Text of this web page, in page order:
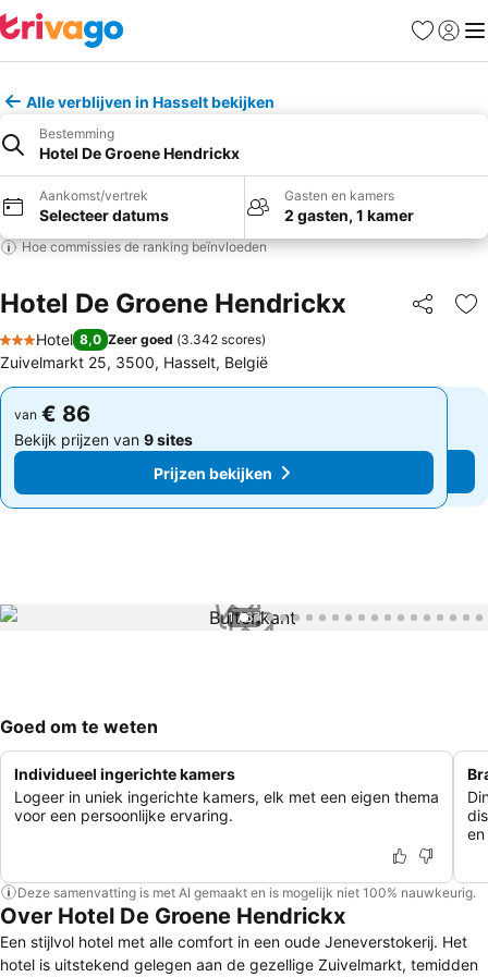
Favorieten
Alle verblijven in Hasselt bekijken
Bestemming
Hotel De Groene Hendrickx
Aankomst/vertrek
Selecteer datums
Gasten en kamers
2 gasten, 1 kamer
Hoe commissies de ranking beïnvloeden
Hotel De Groene Hendrickx Delen
3 Sterren
Hotel 8,0 Zeer goed (3.342 scores)
Zuivelmarkt 25, 3500, Hasselt, België
van € 86
Bekijk prijzen van 9 sites
Prijzen bekijken
van € 86
Bekijk prijzen van 9 sites
Prijzen bekijken
1 / 67
Goed om te weten
Individueel ingerichte kamers
Logeer in uniek ingerichte kamers, elk met een eigen thema
voor een persoonlijke ervaring.
Deze samenvatting is met AI gemaakt en is mogelijk niet 100% nauwkeurig.
Over Hotel De Groene Hendrickx
Een stijlvol hotel met alle comfort in een oude Jeneverstokerij. Het
hotel is uitstekend gelegen aan de gezellige Zuivelmarkt, temidden